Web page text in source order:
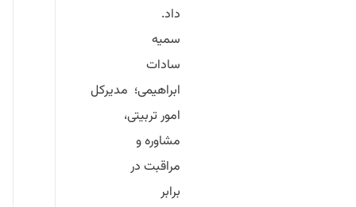
داد.
سمیه
سادات
ابراهیمی؛ مدیرکل
امور تربیتی،
مشاوره و
مراقبت در
برابر